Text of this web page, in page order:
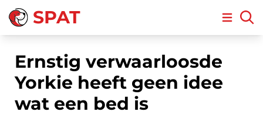
SPAT Open
Ernstig verwaarloosde
Yorkie heeft geen idee
wat een bed is